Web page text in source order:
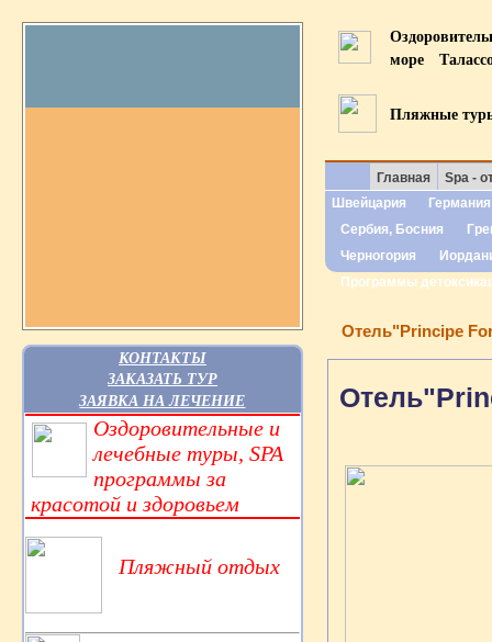
КОНТАКТЫ
ЗАКАЗАТЬ ТУР
ЗАЯВКА НА ЛЕЧЕНИЕ
Оздоровительные и
лечебные туры, SPA
программы за
красотой и здоровьем
Пляжный отдых
море
Пляжные
Главная
Spa -
Швейцария
Германия
Сербия, Босния
Черногория
Программы
Отель"Principe